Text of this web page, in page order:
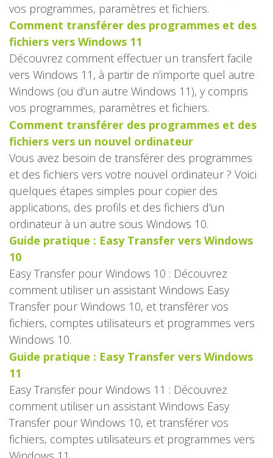
vos programmes, paramètres et fichiers.
Comment transférer des programmes et des
fichiers vers Windows 11
Découvrez comment effectuer un transfert facile
vers Windows 11, à partir de n’importe quel autre
Windows (ou d’un autre Windows 11), y compris
vos programmes, paramètres et fichiers.
Comment transférer des programmes et des
fichiers vers un nouvel ordinateur
Vous avez besoin de transférer des programmes
et des fichiers vers votre nouvel ordinateur ? Voici
quelques étapes simples pour copier des
applications, des profils et des fichiers d’un
ordinateur à un autre sous Windows 10.
Guide pratique : Easy Transfer vers Windows
10
Easy Transfer pour Windows 10 : Découvrez
comment utiliser un assistant Windows Easy
Transfer pour Windows 10, et transférer vos
fichiers, comptes utilisateurs et programmes vers
Windows 10.
Guide pratique : Easy Transfer vers Windows
11
Easy Transfer pour Windows 11 : Découvrez
comment utiliser un assistant Windows Easy
Transfer pour Windows 10, et transférer vos
fichiers, comptes utilisateurs et programmes vers